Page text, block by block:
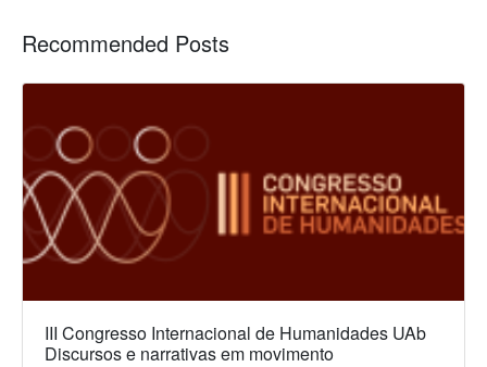
Recommended Posts
III Congresso Internacional de Humanidades UAb
Discursos e narrativas em movimento